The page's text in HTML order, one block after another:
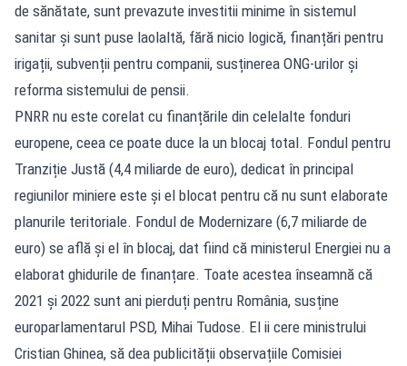
de sănătate, sunt prevazute investitii minime în sistemul
sanitar și sunt puse laolaltă, fără nicio logică, finanțări pentru
irigații, subvenții pentru companii, susținerea ONG-urilor și
reforma sistemului de pensii.
PNRR nu este corelat cu finanțările din celelalte fonduri
europene, ceea ce poate duce la un blocaj total. Fondul pentru
Tranziție Justă (4,4 miliarde de euro), dedicat în principal
regiunilor miniere este și el blocat pentru că nu sunt elaborate
planurile teritoriale. Fondul de Modernizare (6,7 miliarde de
euro) se află și el în blocaj, dat fiind că ministerul Energiei nu a
elaborat ghidurile de finanțare. Toate acestea înseamnă că
2021 și 2022 sunt ani pierduți pentru România, susține
europarlamentarul PSD, Mihai Tudose. El ii cere ministrului
Cristian Ghinea, să dea publicității observațiile Comisiei